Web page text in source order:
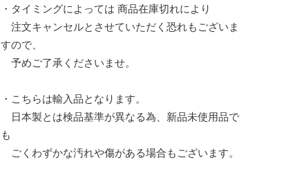
・タイミングによっては 商品在庫切れにより
注文キャンセルとさせていただく恐れもございま
すので、
予めご了承くださいませ。
・こちらは輸入品となります。
日本製とは検品基準が異なる為、新品未使用品で
も
ごくわずかな汚れや傷がある場合もございます。